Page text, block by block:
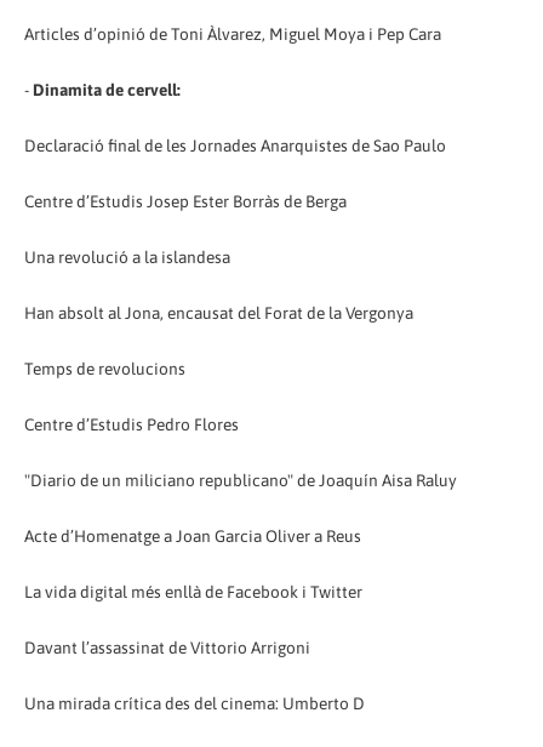
Articles d’opinió de Toni Àlvarez, Miguel Moya i Pep Cara
- Dinamita de cervell:
Declaració final de les Jornades Anarquistes de Sao Paulo
Centre d’Estudis Josep Ester Borràs de Berga
Una revolució a la islandesa
Han absolt al Jona, encausat del Forat de la Vergonya
Temps de revolucions
Centre d’Estudis Pedro Flores
"Diario de un miliciano republicano" de Joaquín Aisa Raluy
Acte d’Homenatge a Joan Garcia Oliver a Reus
La vida digital més enllà de Facebook i Twitter
Davant l’assassinat de Vittorio Arrigoni
Una mirada crítica des del cinema: Umberto D